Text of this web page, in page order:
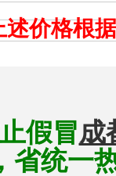
述价格根
假冒成
省统一